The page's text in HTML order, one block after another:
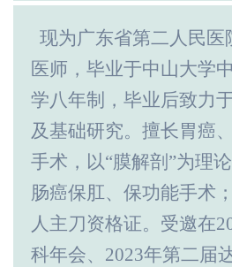
现为广东省第二人民医
医师，毕业于中山大学
学八年制，毕业后致力
及基础研究。擅长胃癌
手术，以“膜解剖”为理
肠癌保肛、保功能手术
人主刀资格证。受邀在
科年会、2023年第二届